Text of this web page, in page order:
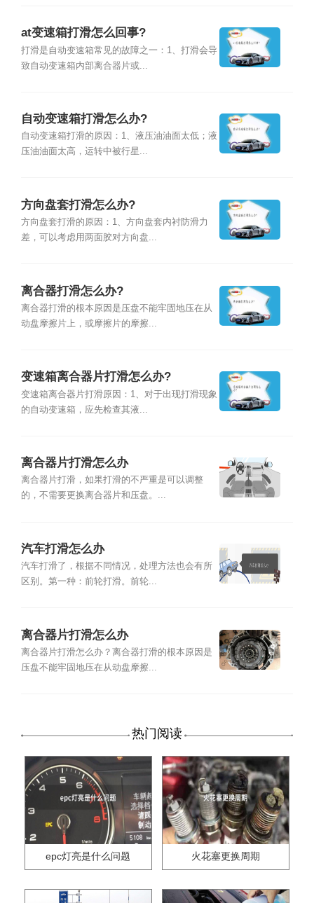
at变速箱打滑怎么回事?
打滑是自动变速箱常见的故障之一：1、打滑会导
致自动变速箱内部离合器片或...
自动变速箱打滑怎么办?
自动变速箱打滑的原因：1、液压油油面太低；液
压油油面太高，运转中被行星...
方向盘套打滑怎么办?
方向盘套打滑的原因：1、方向盘套内衬防滑力
差，可以考虑用两面胶对方向盘...
离合器打滑怎么办?
离合器打滑的根本原因是压盘不能牢固地压在从
动盘摩擦片上，或摩擦片的摩擦...
变速箱离合器片打滑怎么办?
变速箱离合器片打滑原因：1、对于出现打滑现象
的自动变速箱，应先检查其液...
离合器片打滑怎么办
离合器片打滑，如果打滑的不严重是可以调整
的，不需要更换离合器片和压盘。...
汽车打滑怎么办
汽车打滑了，根据不同情况，处理方法也会有所
区别。第一种：前轮打滑。前轮...
离合器片打滑怎么办
离合器片打滑怎么办？离合器打滑的根本原因是
压盘不能牢固地压在从动盘摩擦...
热门阅读
epc灯亮是什么问题 火花塞更换周期